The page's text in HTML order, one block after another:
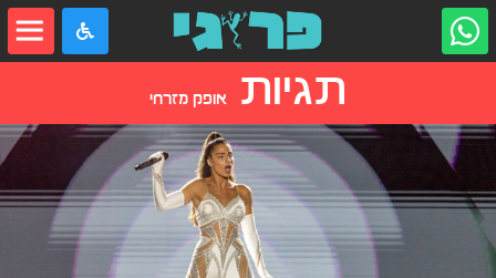
תגיות אופק מזרחי